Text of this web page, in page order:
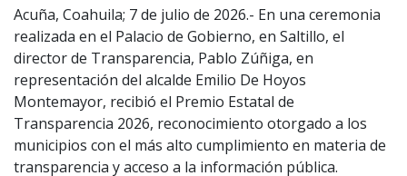
Acuña, Coahuila; 7 de julio de 2026.- En una ceremonia
realizada en el Palacio de Gobierno, en Saltillo, el
director de Transparencia, Pablo Zúñiga, en
representación del alcalde Emilio De Hoyos
Montemayor, recibió el Premio Estatal de
Transparencia 2026, reconocimiento otorgado a los
municipios con el más alto cumplimiento en materia de
transparencia y acceso a la información pública.